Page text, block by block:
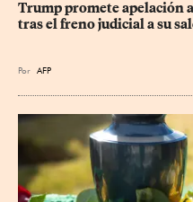
Trump promete apelación
tras el freno judicial a su
Por AFP